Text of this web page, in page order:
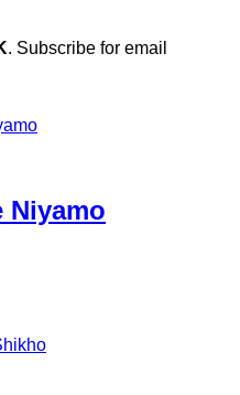
. Subscribe for email
Niyamo